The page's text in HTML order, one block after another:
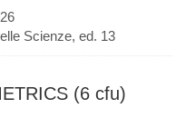
Scienze, ed. 13
(6 cfu)